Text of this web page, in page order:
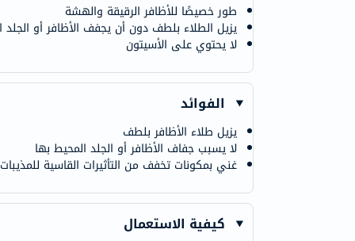
طور خصيصًا للأظافر الرقيقة والهشة
يزيل الطلاء بلطف دون أن يجفف الأظافر أو الجلد
لا يحتوي على الأسيتون
الفوائد
يزيل طلاء الأظافر بلطف
لا يسبب جفاف الأظافر أو الجلد المحيط بها
غني بمكونات تخفف من التأثيرات القاسية للمذيبات
كيفية الاستعمال